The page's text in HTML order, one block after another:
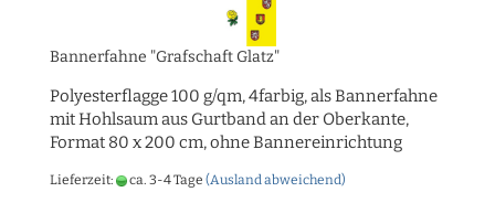
Bannerfahne "Grafschaft Glatz"
Polyesterflagge 100 g/qm, 4farbig, als Bannerfahne
mit Hohlsaum aus Gurtband an der Oberkante,
Format 80 x 200 cm, ohne Bannereinrichtung
Lieferzeit: ca. 3-4 Tage (Ausland abweichend)